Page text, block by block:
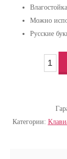
Можно
Русские
Категории: